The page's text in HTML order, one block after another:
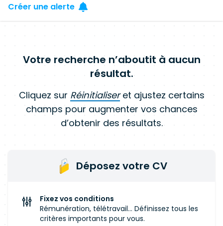
Créer une alerte
Votre recherche n’aboutit à aucun
résultat.
Cliquez sur Réinitialiseret ajustez certains
champs pour augmenter vos chances
d’obtenir des résultats.
Déposez votre CV
Fixez vos conditions
Rémunération, télétravail... Définissez tous les
critères importants pour vous.